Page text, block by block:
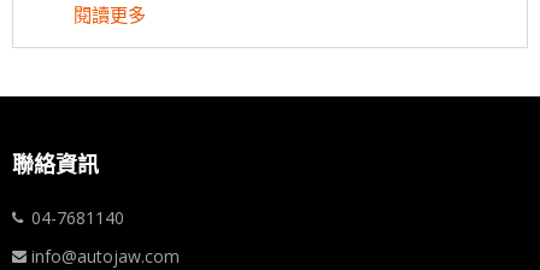
閱讀更多
聯絡資訊
04-7681140
info@autojaw.com